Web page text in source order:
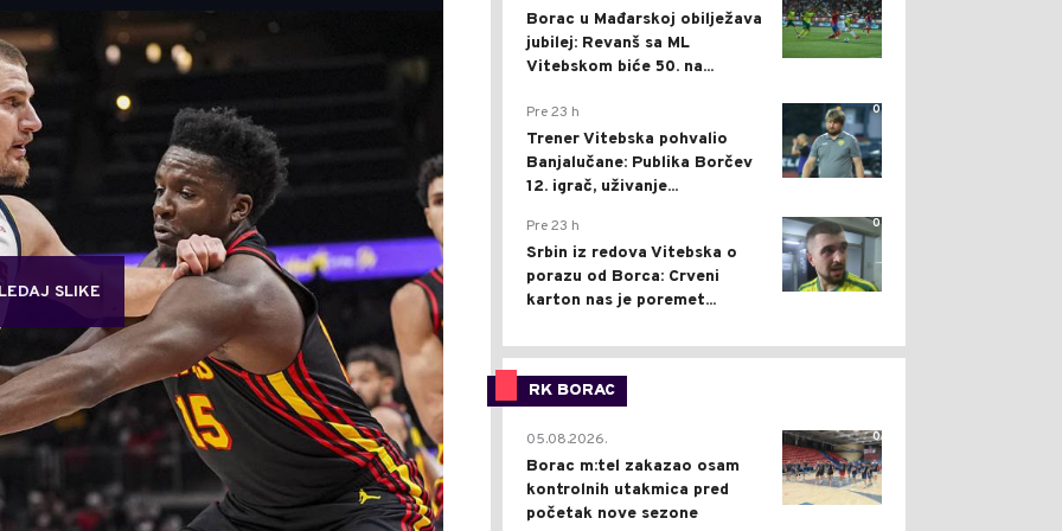
SLIKE
Borac u Mađarskoj obilježava
jubilej: Revanš sa ML
Vitebskom biće 50. na...
0
Pre 23 h
Trener Vitebska pohvalio
Banjalučane: Publika Borčev
12. igrač, uživanje...
0
Pre 23 h
Srbin iz redova Vitebska o
porazu od Borca: Crveni
karton nas je poremet...
RK BORAC
0
05.08.2026.
Borac m:tel zakazao osam
kontrolnih utakmica pred
početak nove sezone